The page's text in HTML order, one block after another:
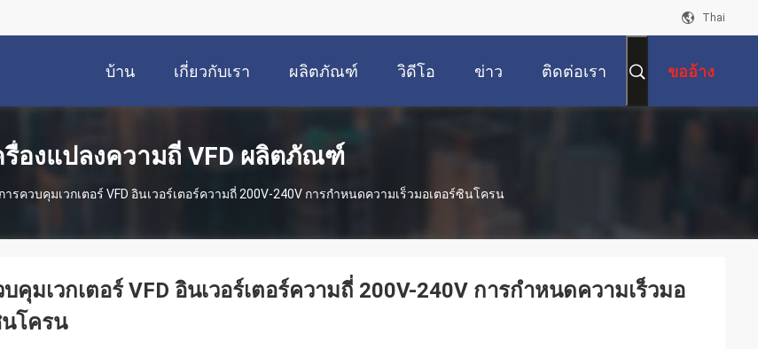
Thai
บ้าน เกี่ยวกับเรา ผลิตภัณฑ์ วิดีโอ ข่าว ติดต่อเรา ขออ้าง
รื่องแปลงความถี่ VFD ผลิตภัณฑ์
การควบคุมเวกเตอร์ VFD อินเวอร์เตอร์ความถี่ 200V-240V การกําหนดความเร็วมอเตอร์ซินโครน
คุมเวกเตอร์ VFD อินเวอร์เตอร์ความถี่ 200V-240V การกําหนดความเร็วมอ
นโครน